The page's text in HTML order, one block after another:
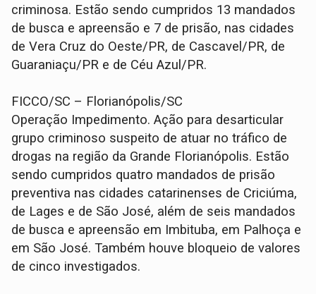
criminosa. Estão sendo cumpridos 13 mandados
de busca e apreensão e 7 de prisão, nas cidades
de Vera Cruz do Oeste/PR, de Cascavel/PR, de
Guaraniaçu/PR e de Céu Azul/PR.
FICCO/SC – Florianópolis/SC
Operação Impedimento. Ação para desarticular
grupo criminoso suspeito de atuar no tráfico de
drogas na região da Grande Florianópolis. Estão
sendo cumpridos quatro mandados de prisão
preventiva nas cidades catarinenses de Criciúma,
de Lages e de São José, além de seis mandados
de busca e apreensão em Imbituba, em Palhoça e
em São José. Também houve bloqueio de valores
de cinco investigados.